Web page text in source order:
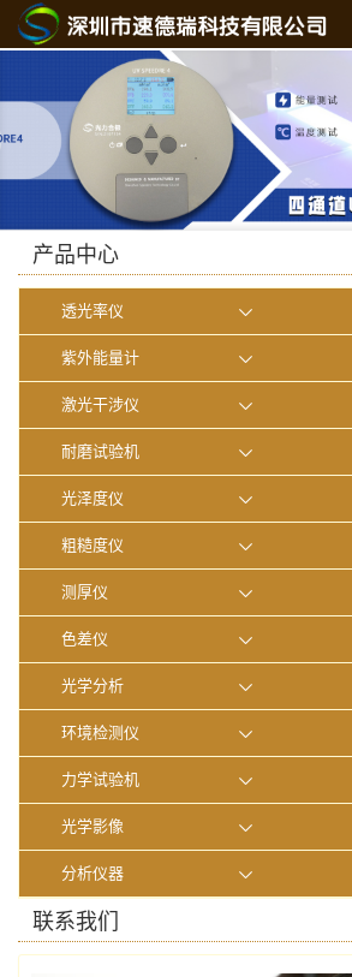
产品中心
透光率仪
紫外能量计
激光干涉仪
耐磨试验机
光泽度仪
粗糙度仪
测厚仪
色差仪
光学分析
环境检测仪
力学试验机
光学影像
分析仪器
联系我们